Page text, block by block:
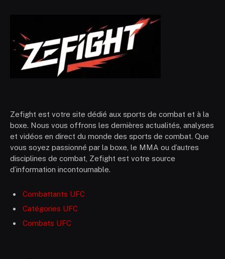
Zefight est votre site dédié aux sports de combat et à la
boxe. Nous vous offrons les dernières actualités, analyses
et vidéos en direct du monde des sports de combat. Que
vous soyez passionné par la boxe, le MMA ou d’autres
disciplines de combat, Zefight est votre source
d’information incontournable.
Combattants UFC
Catégories UFC
Combats UFC